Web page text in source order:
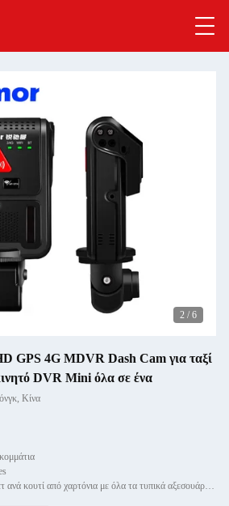
2 / 6
GPS 4G MDVR Dash Cam για ταξί
DVR Mini όλα σε ένα
Κίνα
Συσκευασία λεπτομέρειες: 1 σετ ανά κουτί από χαρτόνια με όλα τα τυπικά αξεσουάρ, 4ch mobile sofrware με λειτουργία παρακολούθ